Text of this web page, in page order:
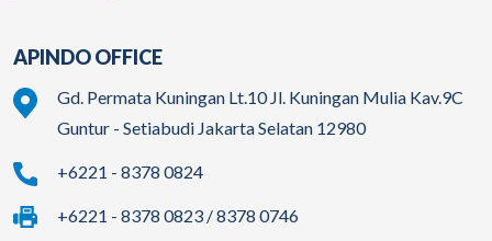
APINDO OFFICE
Gd. Permata Kuningan Lt.10 Jl. Kuningan Mulia Kav.9C
Guntur - Setiabudi Jakarta Selatan 12980
+6221 - 8378 0824
+6221 - 8378 0823 / 8378 0746